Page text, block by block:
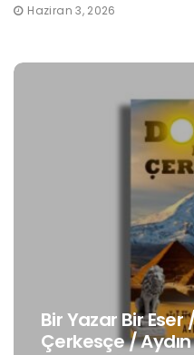
Haziran 3, 2026
Bir Yazar Bir Eser
Çerkesçe /